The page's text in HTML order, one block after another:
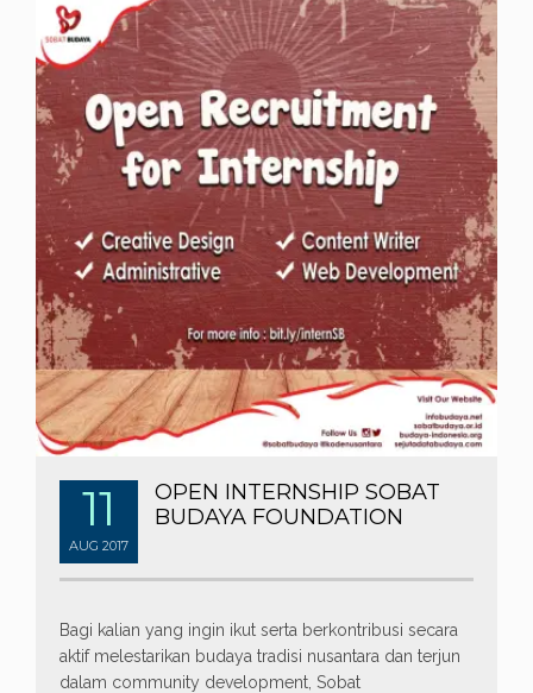
11
AUG 2017
OPEN INTERNSHIP SOBAT
BUDAYA FOUNDATION
Bagi kalian yang ingin ikut serta berkontribusi secara
aktif melestarikan budaya tradisi nusantara dan terjun
dalam community development, Sobat